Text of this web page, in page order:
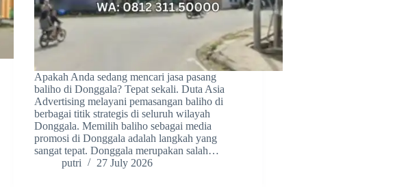
Apakah Anda sedang mencari jasa pasang
baliho di Donggala? Tepat sekali. Duta Asia
Advertising melayani pemasangan baliho di
berbagai titik strategis di seluruh wilayah
Donggala. Memilih baliho sebagai media
promosi di Donggala adalah langkah yang
sangat tepat. Donggala merupakan salah…
putri
27 July 2026